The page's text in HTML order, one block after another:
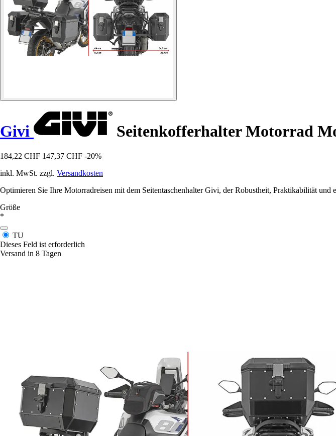
Givi Seitenkofferhalter Motorrad
184,22 CHF 147,37 CHF -20%
inkl. MwSt. zzgl. Versandkosten
Optimieren Sie Ihre Motorradreisen mit dem Seitentaschenhalter Givi, der Robustheit, Praktikabilität und
Größe
*
TU
Dieses Feld ist erforderlich
Versand in 8 Tagen